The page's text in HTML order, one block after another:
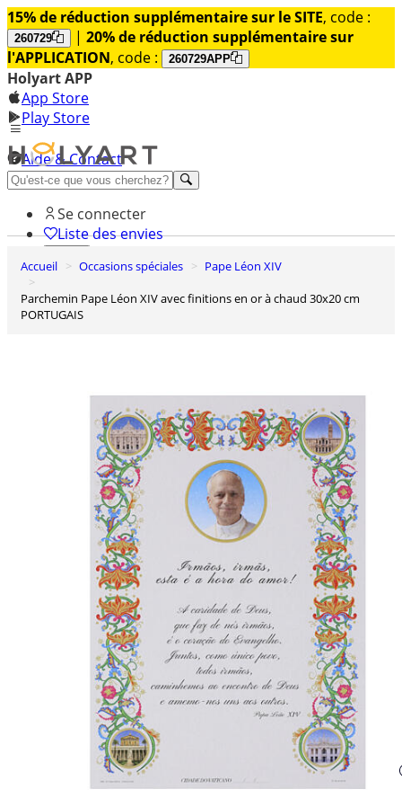
15% de réduction supplémentaire sur le SITE, code :
260729 | 20% de réduction supplémentaire sur
l'APPLICATION, code : 260729APP
Holyart APP
App Store
Play Store
Aide & Contact
Découvrez Premium
Se connecter
Liste des envies
0
Accueil Occasions spéciales
Pape Léon XIV
Parchemin Pape Léon XIV avec finitions en or à chaud 30x20 cm
PORTUGAIS